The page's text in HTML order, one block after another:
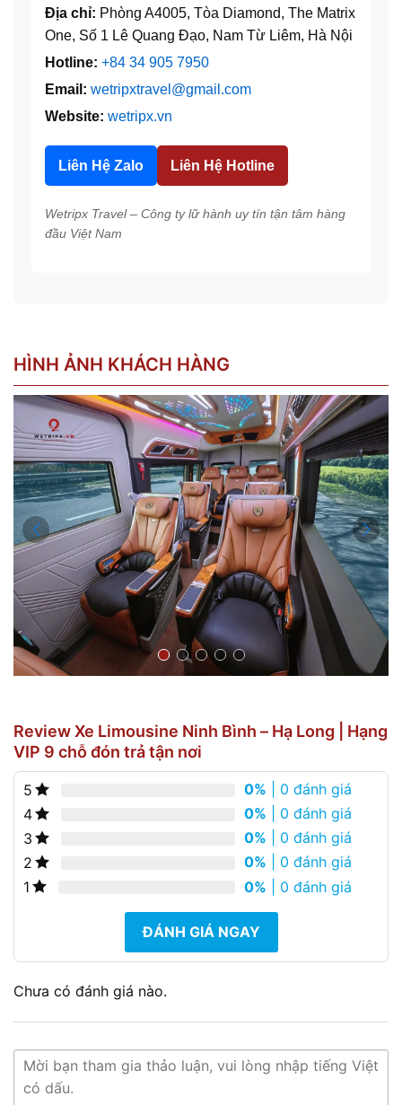
Địa chỉ: Phòng A4005, Tòa Diamond, The Matrix
One, Số 1 Lê Quang Đạo, Nam Từ Liêm, Hà Nội
Hotline: +84 34 905 7950
Email: wetripxtravel@gmail.com
Website: wetripx.vn
Liên Hệ Zalo Liên Hệ Hotline
Wetripx Travel – Công ty lữ hành uy tín tận tâm hàng
đầu Việt Nam
HÌNH ẢNH KHÁCH HÀNG
Review Xe Limousine Ninh Bình – Hạ Long | Hạng
VIP 9 chỗ đón trả tận nơi
5 0% | 0 đánh giá
4
0% | 0 đánh giá
3
0% | 0 đánh giá
2
0% | 0 đánh giá
1
0% | 0 đánh giá
ĐÁNH GIÁ NGAY
Chưa có đánh giá nào.